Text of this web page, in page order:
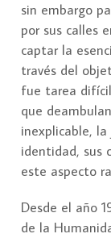
sin embargo
por sus calles
captar la
través del
fue tarea
que
inexplicable,
identidad, sus
este aspecto
Desde el año
de la